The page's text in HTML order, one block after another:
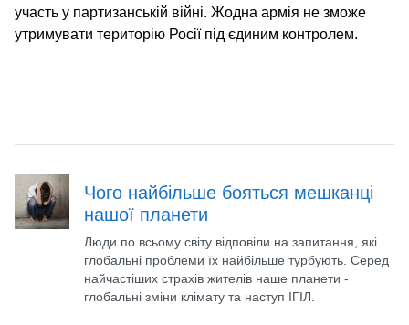
участь у партизанській війні. Жодна армія не зможе
утримувати територію Росії під єдиним контролем.
Чого найбільше бояться мешканці
нашої планети
Люди по всьому світу відповіли на запитання, які
глобальні проблеми їх найбільше турбують. Серед
найчастіших страхів жителів наше планети -
глобальні зміни клімату та наступ ІГІЛ.